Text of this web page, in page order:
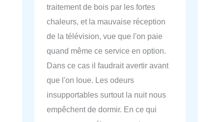
traitement de bois par les fortes
chaleurs, et la mauvaise réception
de la télévision, vue que l'on paie
quand même ce service en option.
Dans ce cas il faudrait avertir avant
que l'on loue. Les odeurs
insupportables surtout la nuit nous
empêchent de dormir. En ce qui